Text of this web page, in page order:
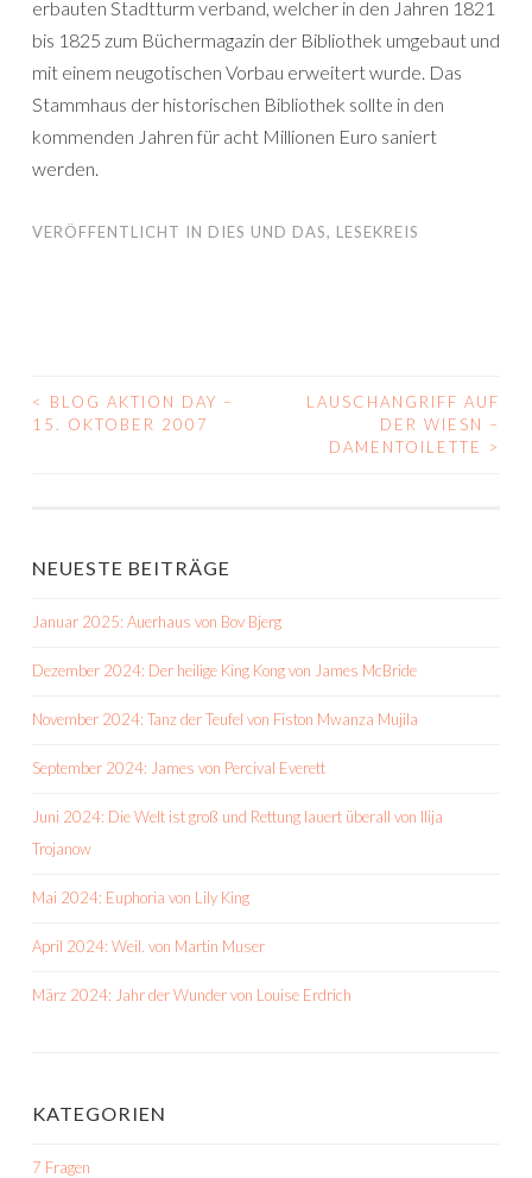
erbauten Stadtturm verband, welcher in den Jahren 1821
bis 1825 zum Büchermagazin der Bibliothek umgebaut und
mit einem neugotischen Vorbau erweitert wurde. Das
Stammhaus der historischen Bibliothek sollte in den
kommenden Jahren für acht Millionen Euro saniert
werden.
VERÖFFENTLICHT IN DIES UND DAS, LESEKREIS
BEITRAGS-
<
BLOG AKTION DAY –
15. OKTOBER 2007
LAUSCHANGRIFF AUF
DER WIESN –
DAMENTOILETTE
>
NEUESTE BEITRÄGE
Januar 2025: Auerhaus von Bov Bjerg
Dezember 2024: Der heilige King Kong von James McBride
November 2024: Tanz der Teufel von Fiston Mwanza Mujila
September 2024: James von Percival Everett
Juni 2024: Die Welt ist groß und Rettung lauert überall von Ilija
Trojanow
Mai 2024: Euphoria von Lily King
April 2024: Weil. von Martin Muser
März 2024: Jahr der Wunder von Louise Erdrich
KATEGORIEN
7 Fragen